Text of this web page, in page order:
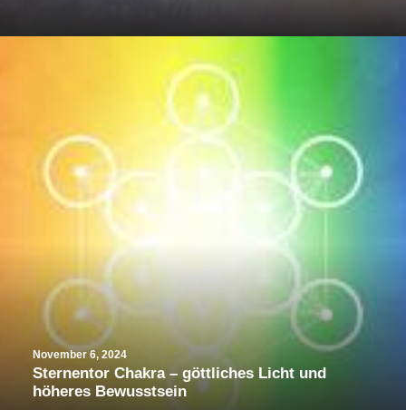
November 6, 2024
Sternentor Chakra – göttliches Licht und
höheres Bewusstsein